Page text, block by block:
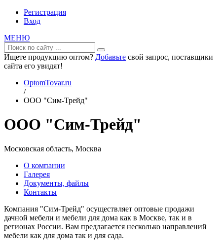
Регистрация
Вход
МЕНЮ
Ищете продукцию оптом? Добавьте свой запрос, поставщики
сайта его увидят!
OptomTovar.ru
/
ООО "Сим-Трейд"
ООО "Сим-Трейд"
Московская область, Москва
О компании
Галерея
Документы, файлы
Контакты
Компания "Сим-Трейд" осуществляет оптовые продажи
дачной мебели и мебели для дома как в Москве, так и в
регионах России. Вам предлагается несколько направлений
мебели как для дома так и для сада.